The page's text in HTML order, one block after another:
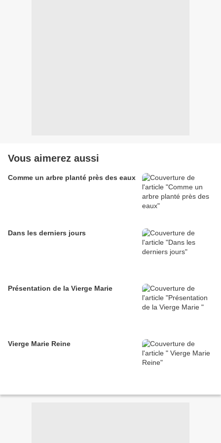
Vous aimerez aussi
Comme un arbre planté près des eaux
Dans les derniers jours
Présentation de la Vierge Marie
Vierge Marie Reine